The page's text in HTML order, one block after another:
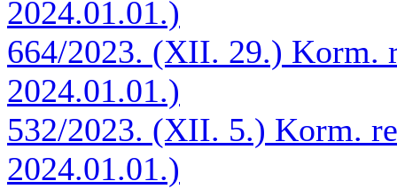
2024.01.01.)
664/2023. (XII. 29.) Korm.
2024.01.01.)
532/2023. (XII. 5.) Korm.
2024.01.01.)